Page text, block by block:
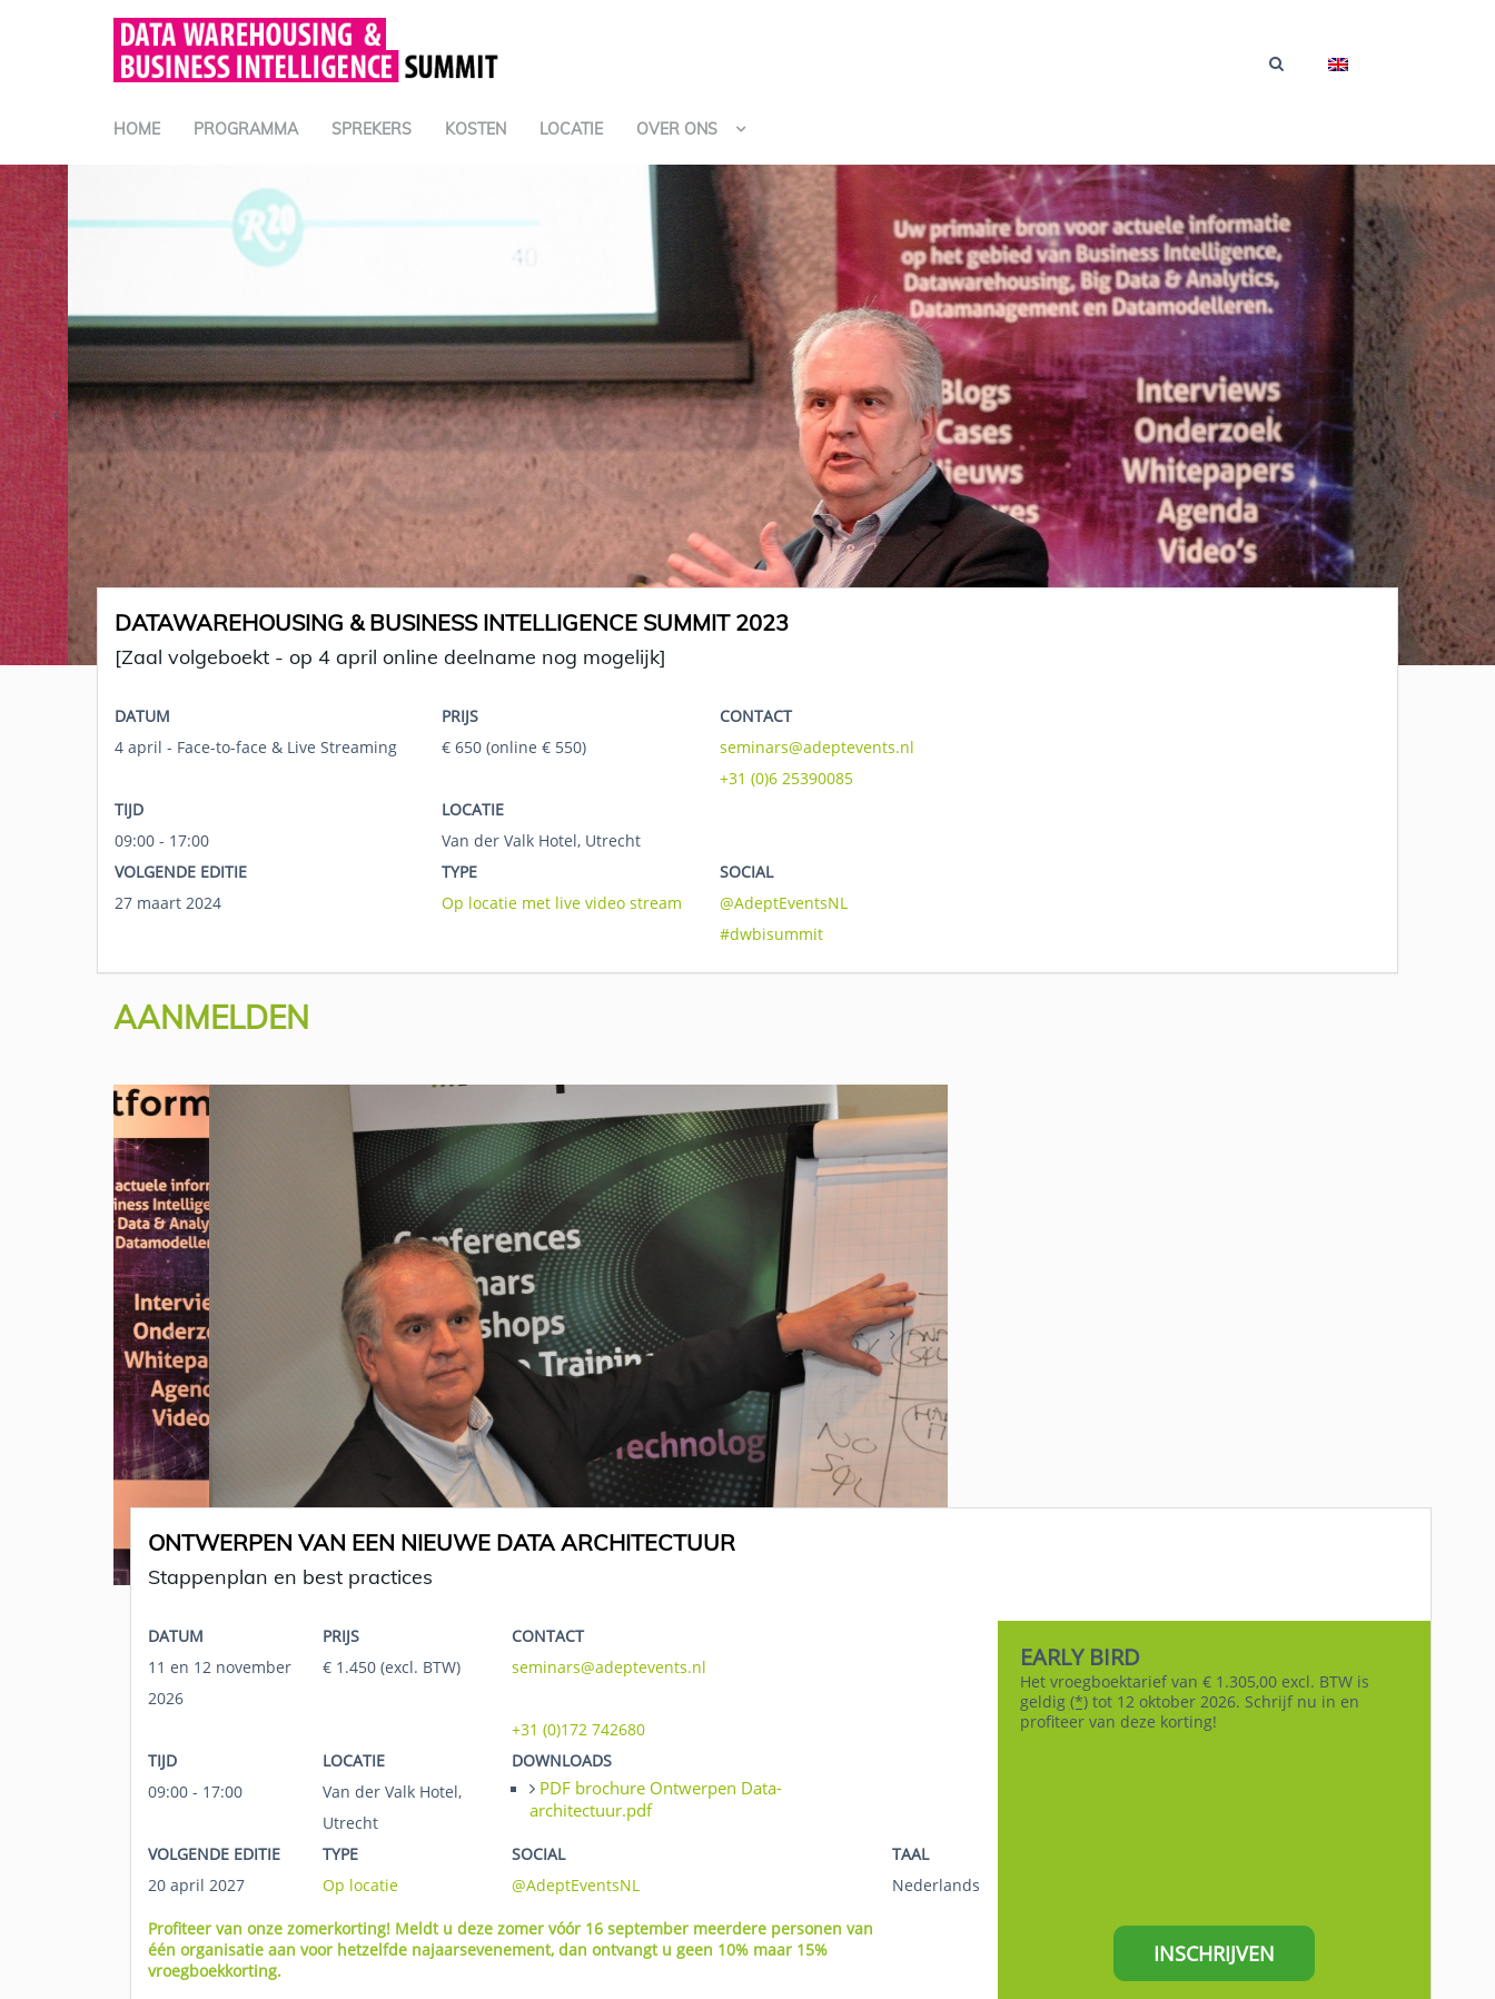
HOME PROGRAMMA SPREKERS KOSTEN LOCATIE OVER ONS
DATAWAREHOUSING & BUSINESS INTELLIGENCE SUMMIT 2023
[Zaal volgeboekt - op 4 april online deelname nog mogelijk]
DATUM PRIJS
CONTACT
4 april - Face-to-face & Live Streaming
€ 650 (online € 550)
seminars@adeptevents.nl
+31 (0)6 25390085
TIJD
LOCATIE
09:00 - 17:00
Van der Valk Hotel, Utrecht
VOLGENDE EDITIE
TYPE
SOCIAL
27 maart 2024
Op locatie met live video stream
@AdeptEventsNL
#dwbisummit
AANMELDEN
ONTWERPEN VAN EEN NIEUWE DATA ARCHITECTUUR
Stappenplan en best practices
DATUM PRIJS
CONTACT
11 en 12 november
2026
€ 1.450 (excl. BTW) seminars@adeptevents.nl
+31 (0)172 742680
TIJD
LOCATIE
DOWNLOADS
09:00 - 17:00
Van der Valk Hotel,
Utrecht
PDF brochure Ontwerpen Data-
architectuur.pdf
VOLGENDE EDITIE TYPE SOCIAL
TAAL
20 april 2027
Op locatie @AdeptEventsNL Nederlands
Profiteer van onze zomerkorting! Meldt u deze zomer vóór 16 september meerdere personen van
één organisatie aan voor hetzelfde najaarsevenement, dan ontvangt u geen 10% maar 15%
vroegboekkorting.
EARLY BIRD
Het vroegboektarief van € 1.305,00 excl. BTW is
geldig (*)tot 12 oktober 2026. Schrijf nu in en
profiteer van deze korting!
INSCHRIJVEN